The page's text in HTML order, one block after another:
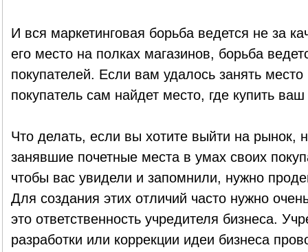
И вся маркетинговая борьба ведется не за
его место на полках магазинов, борьба
покупателей. Если вам удалось занять
покупатель сам найдет место, где купить ваш
Что делать, если вы хотите выйти на рынок,
занявшие почетные места в умах своих
чтобы вас увидели и запомнили, нужно
Для создания этих отличий часто нужно
это ответственность учредителя бизнеса.
разработки или коррекции идеи бизнеса